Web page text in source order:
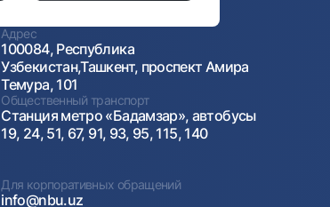
Адрес
100084, Республика
Узбекистан,Ташкент, проспект Амира
Темура, 101
Общественный транспорт
Станция метро «Бадамзар», автобусы
19, 24, 51, 67, 91, 93, 95, 115, 140
Для корпоративных обращений
info@nbu.uz